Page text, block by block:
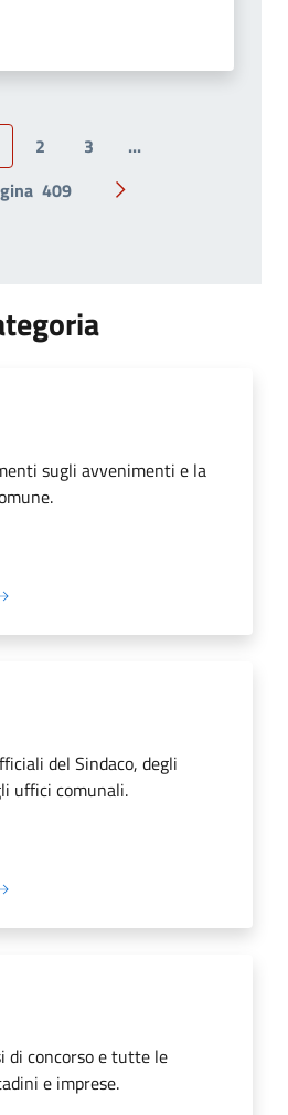
2 3
...
409 Pagina successiva
sugli avvenimenti e la
del Sindaco, degli
uffici comunali.
di concorso e tutte le
e imprese.